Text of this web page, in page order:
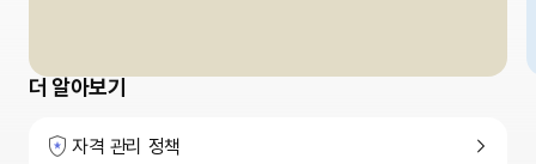
더 알아보기
자격 관리 정책